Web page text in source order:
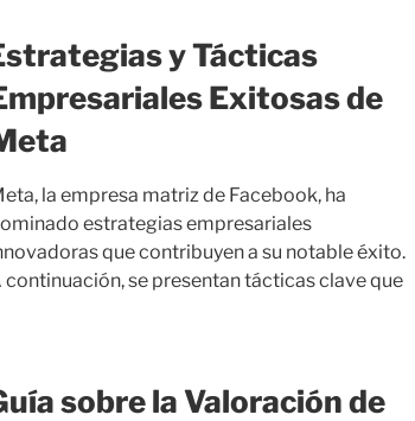
y Tácticas
Exitosas de
la empresa matriz de Facebook, ha
estrategias empresariales
que contribuyen a su notable éxito.
continuación, se presentan tácticas clave que
sobre la Valoración de